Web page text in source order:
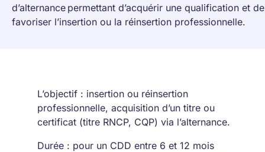
d’alternance permettant d’acquérir une qualification et de
favoriser l’insertion ou la réinsertion professionnelle.
L’objectif : insertion ou réinsertion
professionnelle, acquisition d’un titre ou
certificat (titre RNCP, CQP) via l’alternance.
Durée : pour un CDD entre 6 et 12 mois